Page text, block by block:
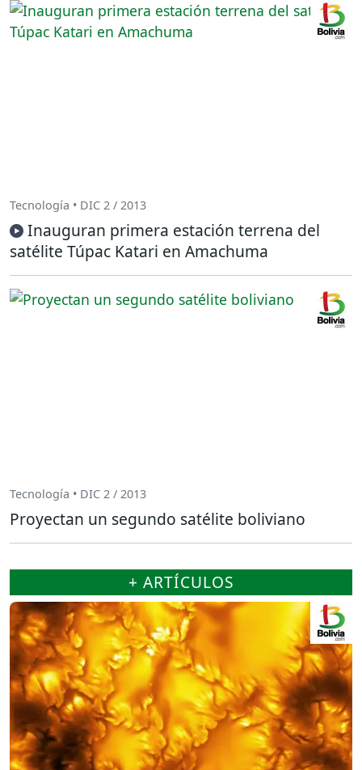
Tecnología • DIC 2 / 2013
Inauguran primera estación terrena del
satélite Túpac Katari en Amachuma
Tecnología • DIC 2 / 2013
Proyectan un segundo satélite boliviano
+ ARTÍCULOS